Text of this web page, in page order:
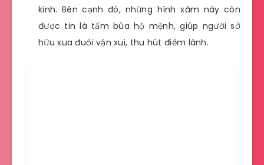
kinh. Bên cạnh đó, những hình xăm này còn
được tin là tấm bùa hộ mệnh, giúp người sở
hữu xua đuổi vận xui, thu hút điềm lành.